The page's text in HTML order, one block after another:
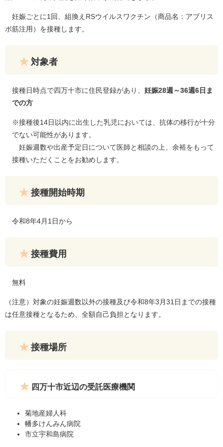
妊娠ごとに1回、組換えRSウイルスワクチン（商品名：アブリス
ボ筋注用）を接種します。
対象者
接種日時点で四万十市に住民登録があり、 妊娠28週～36週6日ま
での方
※接種後14日以内に出生した乳児においては、抗体の移行が十分
でない可能性があります。
妊娠週数や出産予定日について医師と相談の上、余裕をもって
接種いただくことをお勧めします。
接種開始時期
令和8年4月1日から
接種費用
無料
（注意）対象の妊娠週数以外の接種及び令和8年3月31日までの接種
は任意接種となるため、全額自己負担となります。
接種場所
四万十市近辺の受託医療機関
菊地産婦人科
幡多けんみん病院
市立宇和島病院